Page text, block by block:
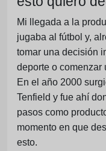
Mi llegada a la
jugaba al fútbol y,
tomar una decisión
deporte o comenzar
En el año 2000
Tenfield y fue ahí
pasos como
momento en que
esto.